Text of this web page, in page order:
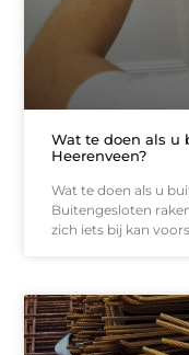
Wat te doen als u
Heerenveen?
Wat te doen als u
Buitengesloten
zich iets bij kan